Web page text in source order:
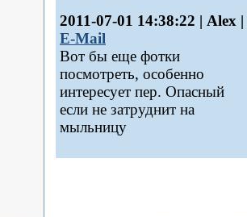
2011-07-01 14:38:22 | Alex |
E-Mail
Вот бы еще фотки
посмотреть, особенно
интересует пер. Опасный
если не затруднит на
мыльницу